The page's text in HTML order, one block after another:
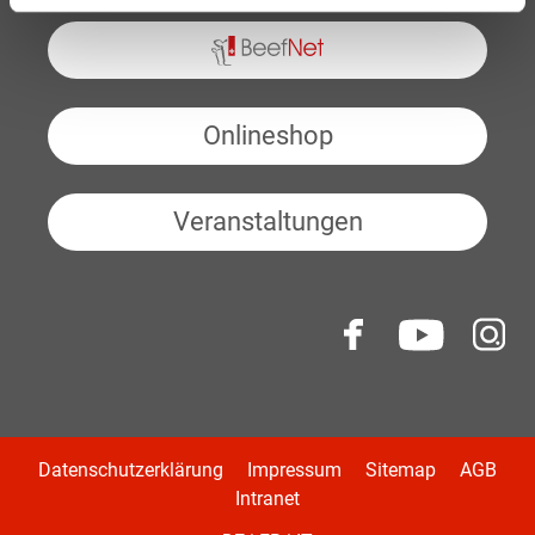
Onlineshop
Veranstaltungen
Datenschutzerklärung Impressum Sitemap
AGB
Intranet